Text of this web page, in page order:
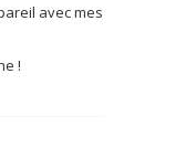
avec mes
!